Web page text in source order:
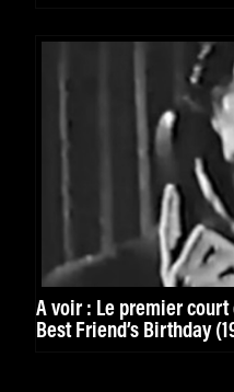
À voir : Le premier court
Best Friend’s Birthday